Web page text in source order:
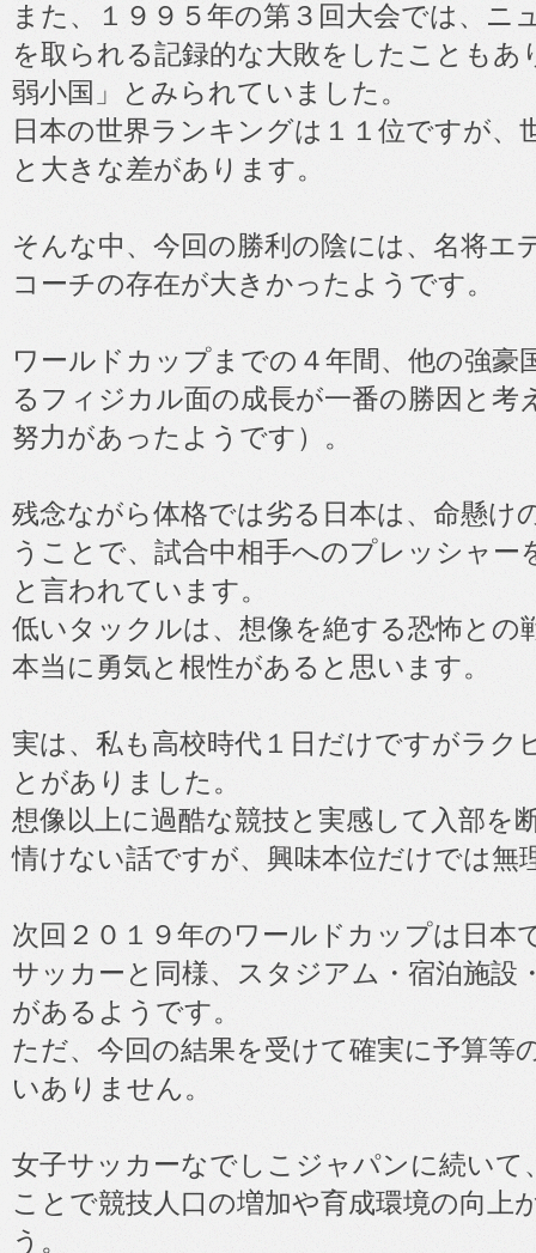
また、１９９５年の第３回大会では、ニ
を取られる記録的な大敗をしたこともあ
弱小国」とみられていました。
日本の世界ランキングは１１位ですが、
と大きな差があります。
そんな中、今回の勝利の陰には、名将エ
コーチの存在が大きかったようです。
ワールドカップまでの４年間、他の強豪
るフィジカル面の成長が一番の勝因と考
努力があったようです）。
残念ながら体格では劣る日本は、命懸け
うことで、試合中相手へのプレッシャ
と言われています。
低いタックルは、想像を絶する恐怖との
本当に勇気と根性があると思います。
実は、私も高校時代１日だけですがラク
とがありました。
想像以上に過酷な競技と実感して入部を
情けない話ですが、興味本位だけでは無
次回２０１９年のワールドカップは日本
サッカーと同様、スタジアム・宿泊施設
があるようです。
ただ、今回の結果を受けて確実に予算等
いありません。
女子サッカーなでしこジャパンに続いて
ことで競技人口の増加や育成環境の向上
う。